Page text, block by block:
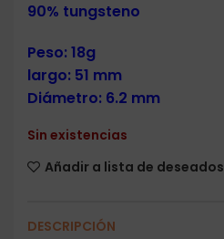
90% tungsteno
Peso: 18g
largo: 51 mm
Diámetro: 6.2 mm
Sin existencias
Añadir a lista de deseados
DESCRIPCIÓN